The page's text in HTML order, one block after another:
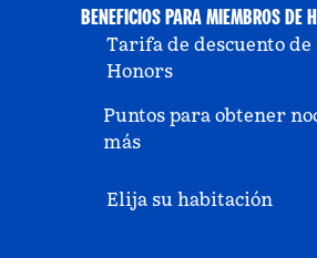
BENEFICIOS PARA MIEMBROS DE
Tarifa de descuento
Honors
Puntos para obtener
más
Elija su habitación